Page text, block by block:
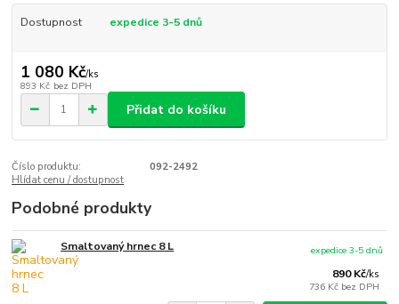
Dostupnost expedice 3-5 dnů
1 080 Kč/ks
893 Kč bez DPH
Přidat do košíku
Číslo produktu:
092-2492
Hlídat cenu / dostupnost
Podobné produkty
Smaltovaný hrnec 8 L
890 Kč/ks
736 Kč bez DPH
expedice 3-5 dnů